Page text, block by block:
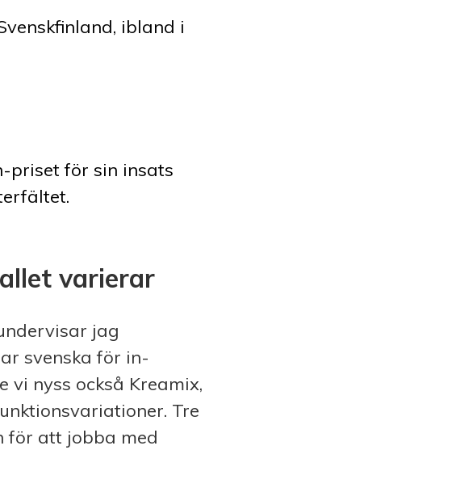
ibland i
priset för sin insats
varierar
jag
svenska för in­
nyss också Kreamix,
Tre
för att jobba med